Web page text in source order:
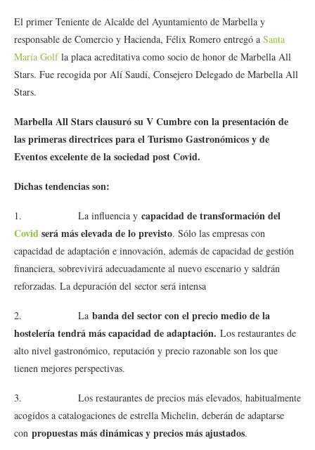
El primer Teniente de Alcalde del Ayuntamiento de Marbella y
responsable de Comercio y Hacienda, Félix Romero entregó a Santa
María Golfla placa acreditativa como socio de honor de Marbella All
Stars. Fue recogida por Alí Saudí, Consejero Delegado de Marbella All
Stars.
Marbella All Stars clausuró su V Cumbre con la presentación de
las primeras directrices para el Turismo Gastronómicos y de
Eventos excelente de la sociedad post Covid.
Dichas tendencias son:
1. La influencia y capacidad de transformación del
Covidserá más elevada de lo previsto. Sólo las empresas con
capacidad de adaptación e innovación, además de capacidad de gestión
financiera, sobrevivirá adecuadamente al nuevo escenario y saldrán
reforzadas. La depuración del sector será intensa
2. La banda del sector con el precio medio de la
hostelería tendrá más capacidad de adaptación. Los restaurantes de
alto nivel gastronómico, reputación y precio razonable son los que
tienen mejores perspectivas.
3. Los restaurantes de precios más elevados, habitualmente
acogidos a catalogaciones de estrella Michelin, deberán de adaptarse
con propuestas más dinámicas y precios más ajustados.